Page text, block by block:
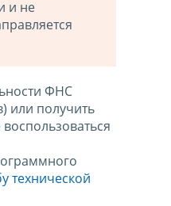
и не
ФНС
или получить
технической